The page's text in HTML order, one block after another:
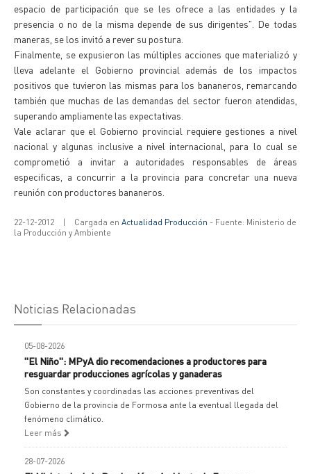
espacio de participación que se les ofrece a las entidades y la
presencia o no de la misma depende de sus dirigentes". De todas
maneras, se los invitó a rever su postura.
Finalmente, se expusieron las múltiples acciones que materializó y
lleva adelante el Gobierno provincial además de los impactos
positivos que tuvieron las mismas para los bananeros, remarcando
también que muchas de las demandas del sector fueron atendidas,
superando ampliamente las expectativas.
Vale aclarar que el Gobierno provincial requiere gestiones a nivel
nacional y algunas inclusive a nivel internacional, para lo cual se
comprometió a invitar a autoridades responsables de áreas
especificas, a concurrir a la provincia para concretar una nueva
reunión con productores bananeros.
22-12-2012 | Cargada en Actualidad Producción - Fuente: Ministerio de
la Producción y Ambiente
Noticias Relacionadas
05-08-2026
"El Niño": MPyA dio recomendaciones a productores para
resguardar producciones agrícolas y ganaderas
Son constantes y coordinadas las acciones preventivas del
Gobierno de la provincia de Formosa ante la eventual llegada del
fenómeno climático.
Leer más
28-07-2026